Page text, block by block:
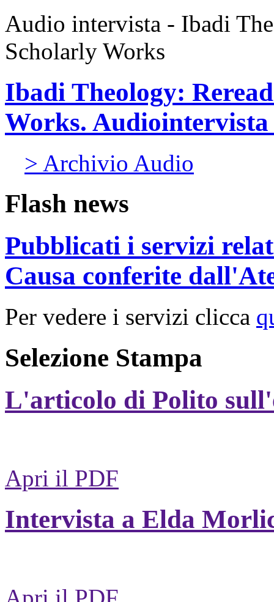
Audio intervista - Ibadi
Scholarly Works
Ibadi Theology:
Works.
> Archivio Audio
Flash news
Pubblicati i servizi
Causa conferite
Per vedere i servizi clicca
Selezione Stampa
L'articolo di Polito
Apri il PDF
Intervista a Elda